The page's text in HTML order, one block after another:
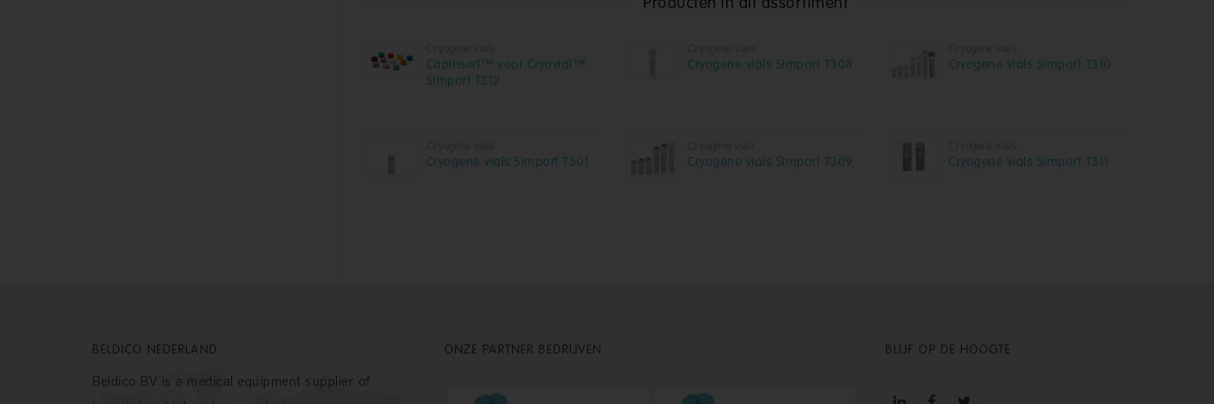
Capinsert™ voor Cryovial™
Simport T312
Cryogene vials Simport T301
Cryogene vials Simport T308
Cryogene vials Simport T309
Cryogene vials Simport T310
Cryogene vials Simport T311
BELDICO NEDERLAND
Beldico BV is a medical equipment supplier of
ONZE PARTNER BEDRIJVEN BLIJF OP DE HOOGTE